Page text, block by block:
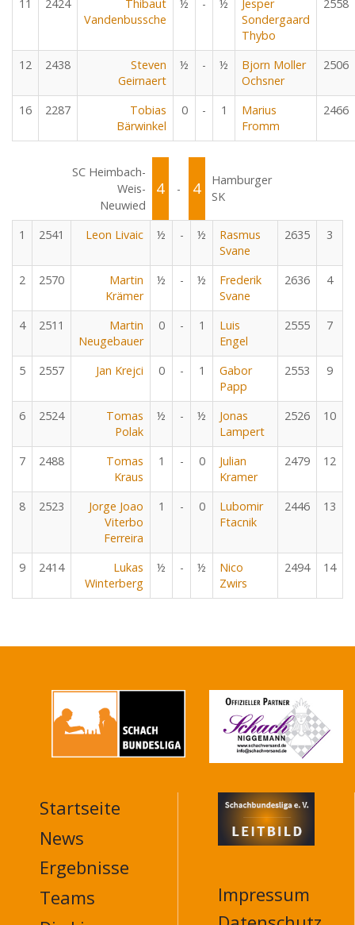
11 2424
Thibaut
Vandenbussche
½ - ½
Jesper
Sondergaard
Thybo
2558
12 2438
Steven
Geirnaert
½ - ½
Bjorn Moller
Ochsner
2506
16 2287
Tobias
Bärwinkel
0 - 1
Marius
Fromm
2466
SC Heimbach-
Weis-
Neuwied
4 - 4
Hamburger
SK
1 2541 Leon Livaic ½ - ½
Rasmus
Svane
2635 3
2 2570
Martin
Krämer
½ - ½
Frederik
Svane
2636 4
4 2511
Martin
Neugebauer
0 - 1
Luis
Engel
2555 7
5 2557 Jan Krejci 0 - 1
Gabor
Papp
2553 9
6 2524
Tomas
Polak
½ - ½
Jonas
Lampert
2526 10
7 2488
Tomas
Kraus
1 - 0
Julian
Kramer
2479 12
8 2523
Jorge Joao
Viterbo
Ferreira
1 - 0
Lubomir
Ftacnik
2446 13
9 2414
Lukas
Winterberg
½ - ½
Nico
Zwirs
2494 14
MAIN
NAVIGATION
FOOTER
Startseite
News
Ergebnisse
Teams
Impressum